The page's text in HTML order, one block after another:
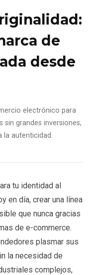
de
desde
electrónico para
sin grandes inversiones,
la autenticidad.
tu identidad al
en día, crear una línea
que nunca gracias
de e-commerce.
plasmar sus
la necesidad de
complejos,